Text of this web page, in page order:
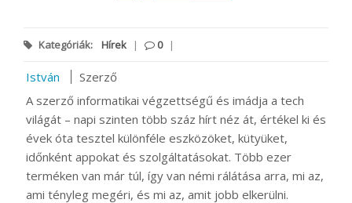
Kategóriák: Hírek | 0 |
István
Szerző
A szerző informatikai végzettségű és imádja a tech
világát – napi szinten több száz hírt néz át, értékel ki és
évek óta tesztel különféle eszközöket, kütyüket,
időnként appokat és szolgáltatásokat. Több ezer
terméken van már túl, így van némi rálátása arra, mi az,
ami tényleg megéri, és mi az, amit jobb elkerülni.